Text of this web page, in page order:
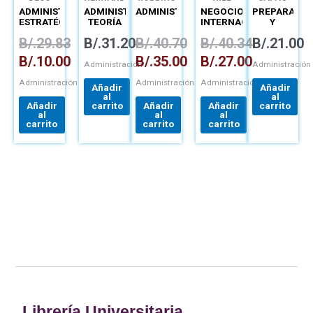
ADMINISTRACIÓN
ESTRATÉGICA
B/.29.83
B/.10.00
Administración
Añadir
al
carrito
ADMINISTRACIÓN:
TEORÍA
ÁREAS
Y
B/.31.20
Administración
Añadir
al
carrito
ADMINISTRACIÓN
B/.40.70
B/.35.00
Administración
Añadir
al
carrito
NEGOCIOS
INTERNACIONALES
B/.40.34
B/.27.00
Administración
Añadir
al
carrito
Y
DE
B/.21.00
Administración
Añadir
al
carrito